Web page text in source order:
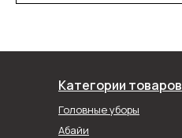
Категории товаров
Головные уборы
Абайи